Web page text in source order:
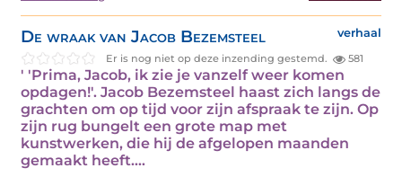
De wraak van Jacob Bezemsteel verhaal
Er is nog niet op deze inzending gestemd. 581
' 'Prima, Jacob, ik zie je vanzelf weer komen
opdagen!'. Jacob Bezemsteel haast zich langs de
grachten om op tijd voor zijn afspraak te zijn. Op
zijn rug bungelt een grote map met
kunstwerken, die hij de afgelopen maanden
gemaakt heeft.…